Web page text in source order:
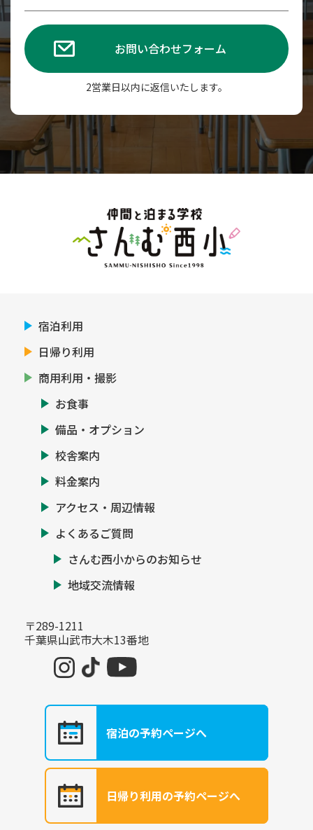
お問い合わせフォーム
2営業日以内に返信いたします。
宿泊利用
日帰り利用
商用利用・撮影
お食事
備品・オプション
校舎案内
料金案内
アクセス・周辺情報
よくあるご質問
さんむ西小からのお知らせ
地域交流情報
〒289-1211
千葉県山武市大木13番地
宿泊の予約ページへ
日帰り利用の予約ページへ